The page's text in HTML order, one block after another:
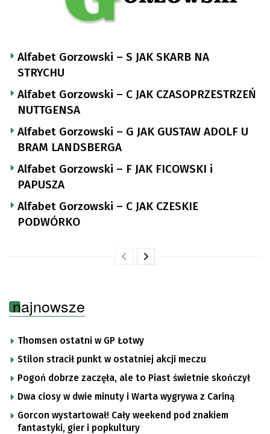
Alfabet Gorzowski – S JAK SKARB NA
STRYCHU
Alfabet Gorzowski – C JAK CZASOPRZESTRZEŃ
NUTTGENSA
Alfabet Gorzowski – G JAK GUSTAW ADOLF U
BRAM LANDSBERGA
Alfabet Gorzowski – F JAK FICOWSKI i
PAPUSZA
Alfabet Gorzowski – C JAK CZESKIE
PODWÓRKO
najnowsze
Thomsen ostatni w GP Łotwy
Stilon stracił punkt w ostatniej akcji meczu
Pogoń dobrze zaczęła, ale to Piast świetnie skończył
Dwa ciosy w dwie minuty i Warta wygrywa z Cariną
Gorcon wystartował! Cały weekend pod znakiem
fantastyki, gier i popkultury